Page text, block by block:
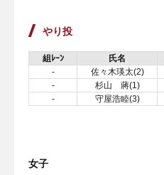
やり投
組ﾚｰﾝ 氏名
-
佐々木瑛太(2)
-
杉山 蔣(1)
-
守屋浩睦(3)
女子